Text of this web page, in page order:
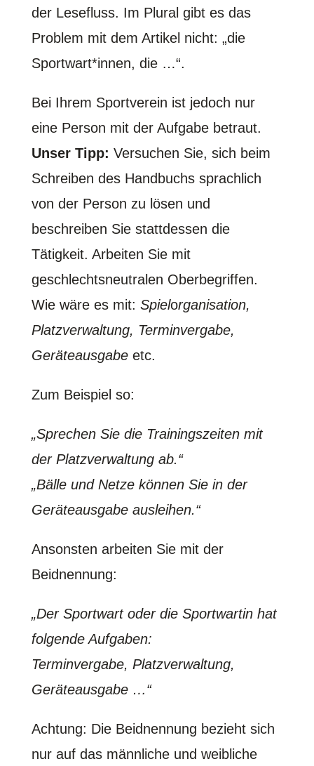
der Lesefluss. Im Plural gibt es das
Problem mit dem Artikel nicht: „die
Sportwart*innen, die …“.
Bei Ihrem Sportverein ist jedoch nur
eine Person mit der Aufgabe betraut.
Unser Tipp: Versuchen Sie, sich beim
Schreiben des Handbuchs sprachlich
von der Person zu lösen und
beschreiben Sie stattdessen die
Tätigkeit. Arbeiten Sie mit
geschlechtsneutralen Oberbegriffen.
Wie wäre es mit: Spielorganisation,
Platzverwaltung, Terminvergabe,
Geräteausgabeetc.
Zum Beispiel so:
„Sprechen Sie die Trainingszeiten mit
der Platzverwaltung ab.“
„Bälle und Netze können Sie in der
Geräteausgabe ausleihen.“
Ansonsten arbeiten Sie mit der
Beidnennung:
„Der Sportwart oder die Sportwartin hat
folgende Aufgaben:
Terminvergabe, Platzverwaltung,
Geräteausgabe …“
Achtung: Die Beidnennung bezieht sich
nur auf das männliche und weibliche